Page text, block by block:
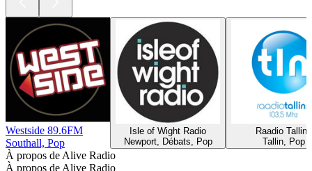
Westside 89.6FM
Southall, Pop
Isle of Wight Radio
Newport, Débats, Pop
Raadio Tallinn
Tallin, Pop
À propos de Alive Radio
À propos de Alive Radio